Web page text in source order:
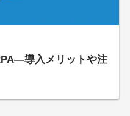
導入メリットや注